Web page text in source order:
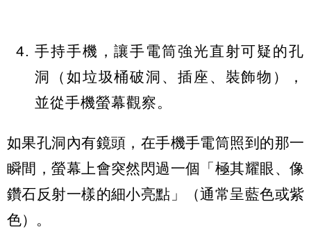
手持手機，讓手電筒強光直射可疑的孔
洞（如垃圾桶破洞、插座、裝飾物），
並從手機螢幕觀察。
如果孔洞內有鏡頭，在手機手電筒照到的那一
瞬間，螢幕上會突然閃過一個「極其耀眼、像
鑽石反射一樣的細小亮點」（通常呈藍色或紫
色）。